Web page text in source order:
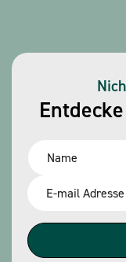
Name
Email